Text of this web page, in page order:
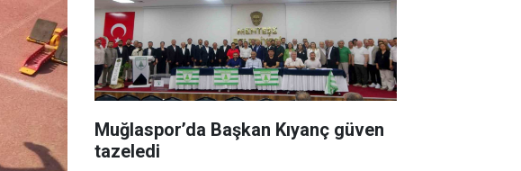
Muğlaspor’da Başkan Kıyanç güven
tazeledi